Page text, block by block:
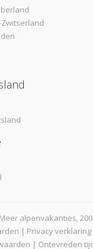
alpenvakanties,
| Privacy
| Ontevreden